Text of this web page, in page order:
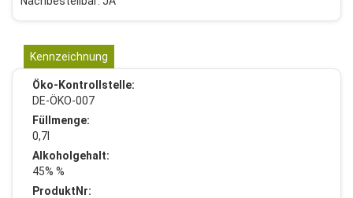
Kennzeichnung
Öko-Kontrollstelle:
DE-ÖKO-007
Füllmenge:
0,7l
Alkoholgehalt:
45% %
ProduktNr: